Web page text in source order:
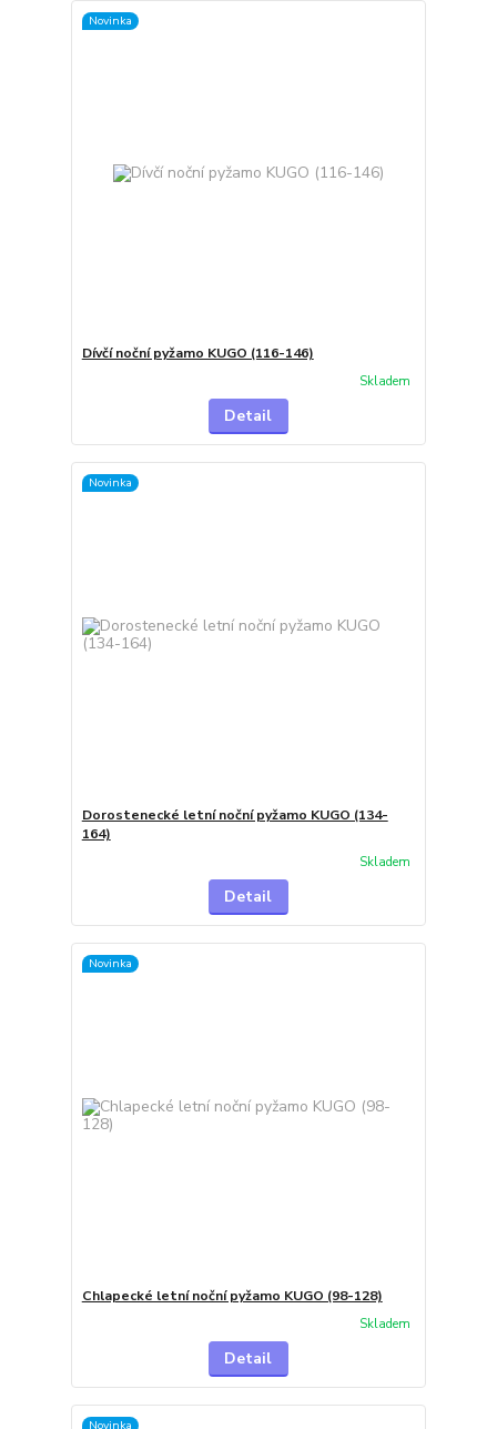
Novinka
Dívčí noční pyžamo KUGO (116-146)
Skladem
Detail
Novinka
Dorostenecké letní noční pyžamo KUGO (134-
164)
Skladem
Detail
Novinka
Chlapecké letní noční pyžamo KUGO (98-128)
Skladem
Detail
Novinka